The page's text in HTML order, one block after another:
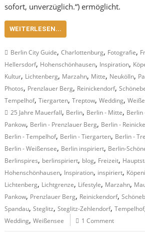
sofort, unverzüglich.“) ermöglicht.
WEITERLESEN...
Berlin City Guide,Charlottenburg, Fotografie,
Hellersdorf, Hohenschönhausen, Inspiration,
Kultur, Lichtenberg, Marzahn, Mitte, Neukölln,
Photos, Prenzlauer Berg, Reinickendorf,
Tempelhof,Tiergarten,Treptow,Wedding,
25 Jahre Mauerfall, Berlin, Berlin - Mitte, Berlin
Pankow, Berlin - Prenzlauer Berg, Berlin -
Berlin - Tempelhof, Berlin - Tiergarten, Berlin -
Berlin - Weißensee, Berlin inspiriert, Berlin-
Berlinspires, berlinspiriert, blog, Freizeit,
Hohenschönhausen, Inspiration, inspiriert,
Lichtenberg, Lichtgrenze, Lifestyle, Marzahn,
Pankow, Prenzlauer Berg, Reinickendorf,
Spandau,Steglitz,Steglitz-Zehlendorf,Tempelhof
Wedding,Weißensee 1 Comment